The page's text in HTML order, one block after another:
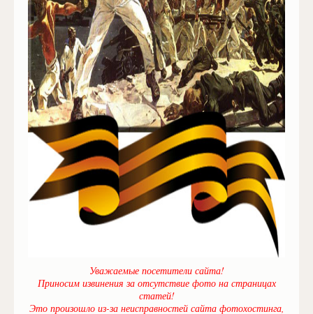
Уважаемые посетители сайта!
Приносим извинения за отсутствие фото на страницах
статей!
Это произошло из-за неисправностей сайта фотохостинга,